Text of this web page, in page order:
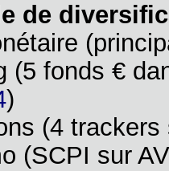
de
(5 fonds €
)
(4
(SCPI sur